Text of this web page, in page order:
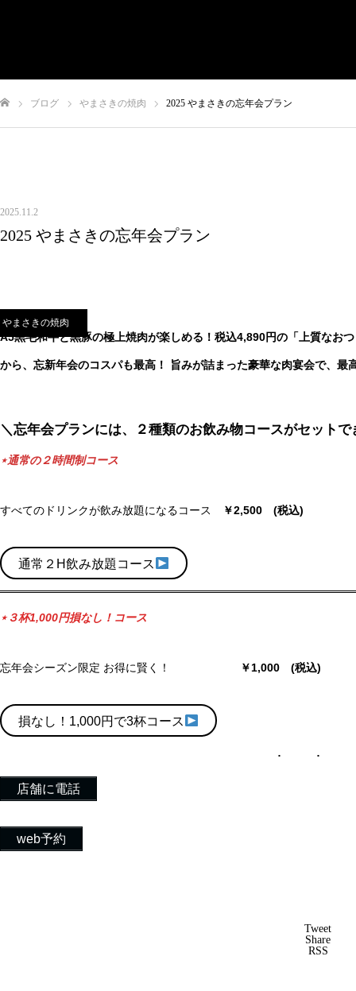
ブログ やまさきの焼肉 2025 やまさきの忘年会プラン
2025.11.2
2025 やまさきの忘年会プラン
やまさきの焼肉
A5黒毛和牛と黒豚の極上焼肉が楽しめる！税込4,890円の「上質なお
から、忘新年会のコスパも最高！ 旨みが詰まった豪華な肉宴会で、最
＼忘年会プランには、２種類のお飲み物コースがセットで
⋆通常の２時間制コース
すべてのドリンクが飲み放題になるコース ￥2,500 (税込)
通常２H飲み放題コース
⋆３杯1,000円損なし！コース
忘年会シーズン限定 お得に賢く！ ￥1,000 (税込)
損なし！1,000円で3杯コース
店舗に電話
web予約
Tweet
Share
RSS